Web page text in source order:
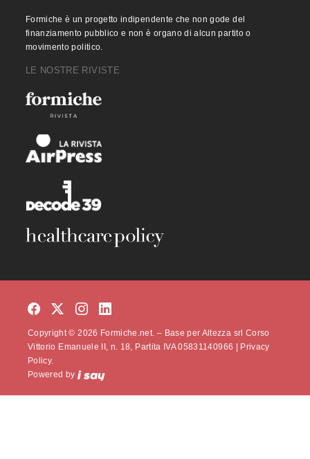
Formiche è un progetto indipendente che non gode del
finanziamento pubblico e non è organo di alcun partito o
movimento politico.
LE NOSTRE RIVISTE
Copyright © 2026 Formiche.net. – Base per Altezza srl Corso
Vittorio Emanuele II, n. 18, Partita IVA 05831140966 |
Privacy
Policy.
Powered by